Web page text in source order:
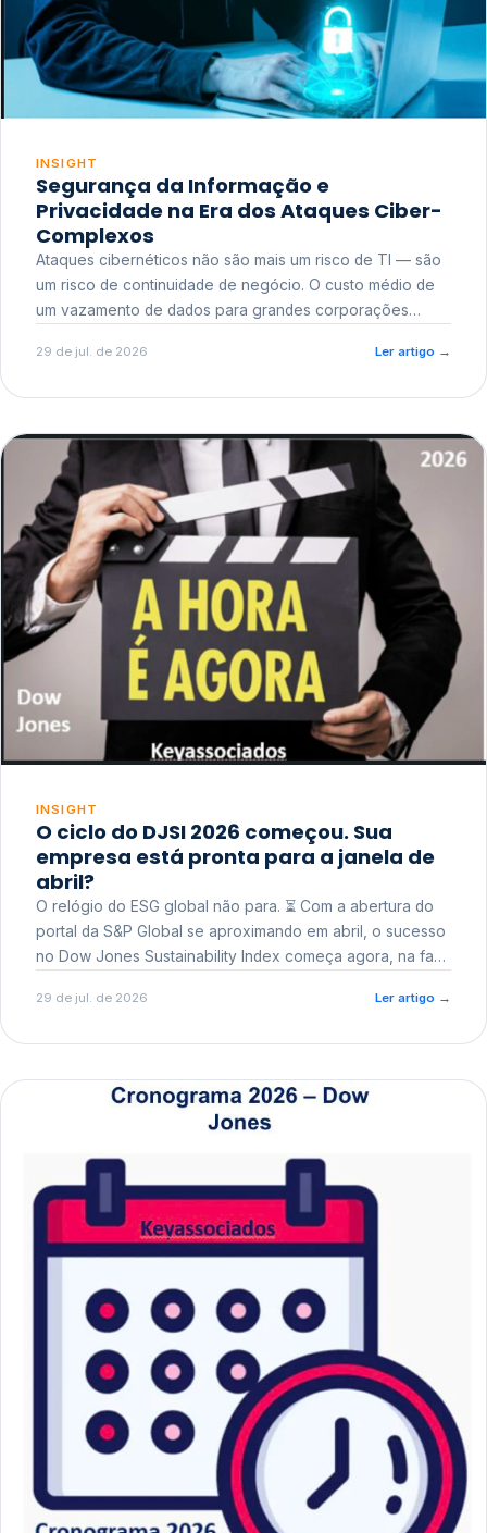
INSIGHT
Segurança da Informação e
Privacidade na Era dos Ataques Ciber-
Complexos
Ataques cibernéticos não são mais um risco de TI — são
um risco de continuidade de negócio. O custo médio de
um vazamento de dados para grandes corporações
reputacional e o risco regulatório junto a órgãos como a
29 de jul. de 2026 Ler artigo →
INSIGHT
O ciclo do DJSI 2026 começou. Sua
empresa está pronta para a janela de
abril?
O relógio do ESG global não para. ⏳ Com a abertura do
portal da S&P Global se aproximando em abril, o sucesso
no Dow Jones Sustainability Index começa agora, na fase
29 de jul. de 2026 Ler artigo →